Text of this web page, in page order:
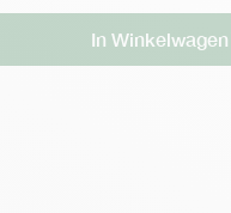
In Winkelwagen